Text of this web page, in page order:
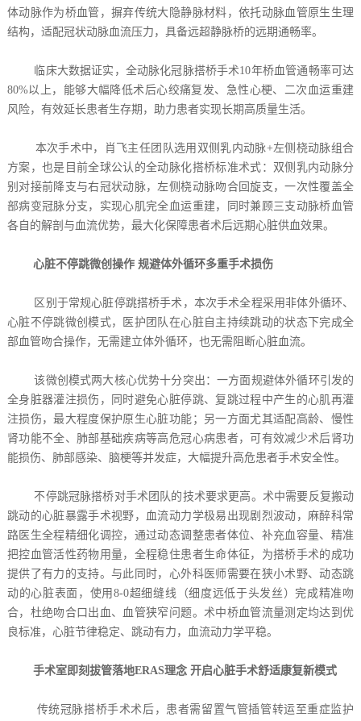
体动脉作为桥血管，摒弃传统大隐静脉材料，依托动脉血管原生生理
结构，适配冠状动脉血流压力，具备远超静脉桥的远期通畅率。
临床大数据证实，全动脉化冠脉搭桥手术10年桥血管通畅率可达
80%以上，能够大幅降低术后心绞痛复发、急性心梗、二次血运重建
风险，有效延长患者生存期，助力患者实现长期高质量生活。
本次手术中，肖飞主任团队选用双侧乳内动脉+左侧桡动脉组合
方案，也是目前全球公认的全动脉化搭桥标准术式：双侧乳内动脉分
别对接前降支与右冠状动脉，左侧桡动脉吻合回旋支，一次性覆盖全
部病变冠脉分支，实现心肌完全血运重建，同时兼顾三支动脉桥血管
各自的解剖与血流优势，最大化保障患者术后远期心脏供血效果。
心脏不停跳微创操作 规避体外循环多重手术损伤
区别于常规心脏停跳搭桥手术，本次手术全程采用非体外循环、
心脏不停跳微创模式，医护团队在心脏自主持续跳动的状态下完成全
部血管吻合操作，无需建立体外循环，也无需阻断心脏血流。
该微创模式两大核心优势十分突出：一方面规避体外循环引发的
全身脏器灌注损伤，同时避免心脏停跳、复跳过程中产生的心肌再灌
注损伤，最大程度保护原生心脏功能；另一方面尤其适配高龄、慢性
肾功能不全、肺部基础疾病等高危冠心病患者，可有效减少术后肾功
能损伤、肺部感染、脑梗等并发症，大幅提升高危患者手术安全性。
不停跳冠脉搭桥对手术团队的技术要求更高。术中需要反复搬动
跳动的心脏暴露手术视野，血流动力学极易出现剧烈波动，麻醉科常
路医生全程精细化调控，通过动态调整患者体位、补充血容量、精准
把控血管活性药物用量，全程稳住患者生命体征，为搭桥手术的成功
提供了有力的支持。与此同时，心外科医师需要在狭小术野、动态跳
动的心脏表面，使用8-0超细缝线（细度远低于头发丝）完成精准吻
合，杜绝吻合口出血、血管狭窄问题。术中桥血管流量测定均达到优
良标准，心脏节律稳定、跳动有力，血流动力学平稳。
手术室即刻拔管落地ERAS理念 开启心脏手术舒适康复新模式
传统冠脉搭桥手术术后，患者需留置气管插管转运至重症监护